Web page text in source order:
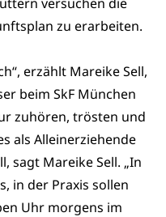
zu erarbeiten.
erzählt Mareike Sell,
beim SkF München
zuhören, trösten und
als Alleinerziehende
sagt Mareike Sell. „In
in der Praxis sollen
Uhr morgens im